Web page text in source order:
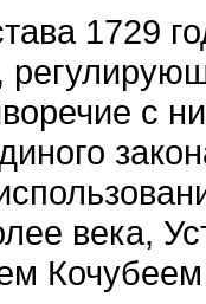
1729
с
века,